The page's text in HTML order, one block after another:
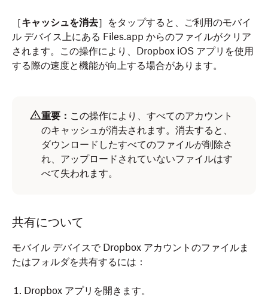
［キャッシュを消去］をタップすると、ご利用のモバイ
ル デバイス上にある Files.app からのファイルがクリア
されます。この操作により、Dropbox iOS アプリを使用
する際の速度と機能が向上する場合があります。
重要： この操作により、すべてのアカウント
のキャッシュが消去されます。消去すると、
ダウンロードしたすべてのファイルが削除さ
れ、アップロードされていないファイルはす
べて失われます。
共有について
モバイル デバイスで Dropbox アカウントのファイルま
たはフォルダを共有するには：
Dropbox アプリを開きます。